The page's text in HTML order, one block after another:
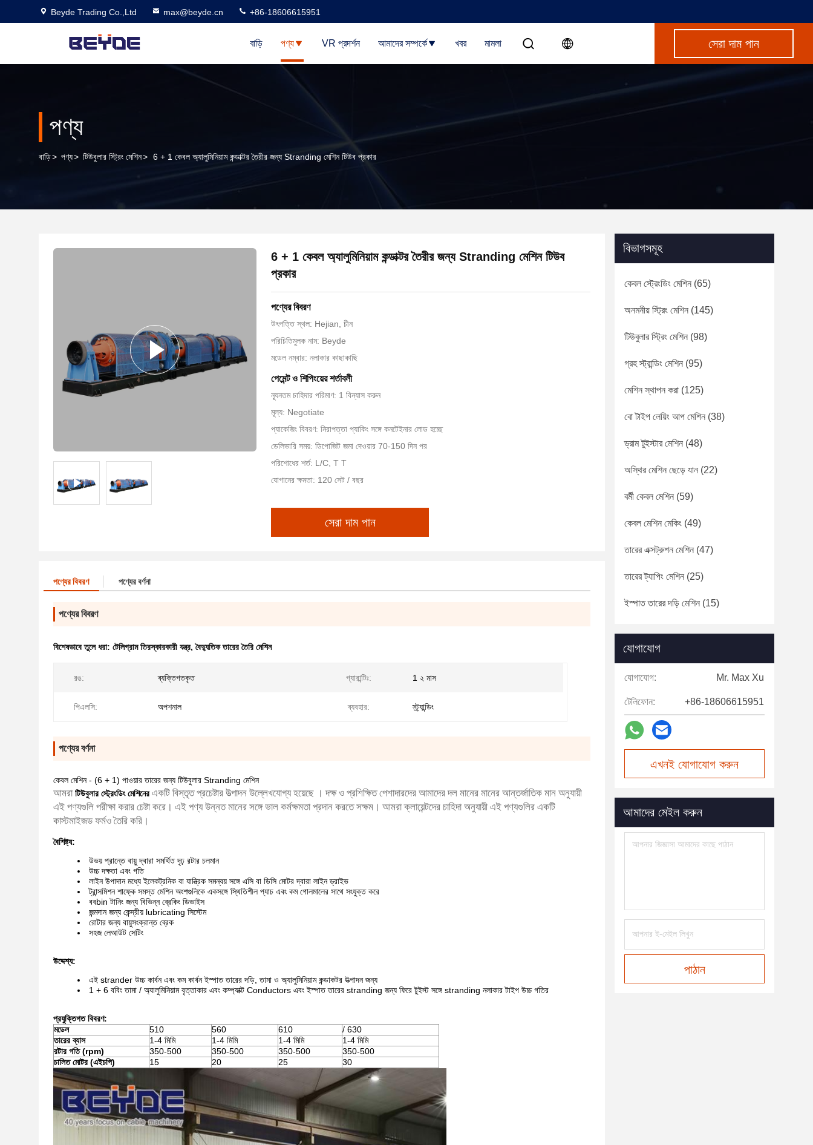
Beyde Trading Co.,Ltd max@beyde.cn +86-18606615951
বাড়ি পণ্য VR প্রদর্শন আমাদের সম্পর্কে খবর মামলা সেরা দাম পান
পণ্য
বাড়ি> পণ্য> টিউবুলার স্ট্রিং মেশিন> 6 + 1 কেবল অ্যালুমিনিয়াম কন্ডাক্টর তৈরীর জন্য Stranding মেশিন টিউব প্রকার
6 + 1 কেবল অ্যালুমিনিয়াম কন্ডাক্টর তৈরীর জন্য Stranding মেশিন টিউব
প্রকার
পণ্যের বিবরণ
উৎপত্তি স্থল: Hejian, চীন
পরিচিতিমুলক নাম: Beyde
মডেল নম্বার: নলাকার কাছাকাছি
পেমেন্ট ও শিপিংয়ের শর্তাবলী
ন্যূনতম চাহিদার পরিমাণ: 1 বিন্যাস করুন
মূল্য: Negotiate
প্যাকেজিং বিবরণ: নিরাপত্তা প্যাকিং সঙ্গে কনটেইনার লোড হচ্ছে
ডেলিভারি সময়: ডিপোজিট জমা দেওয়ার 70-150 দিন পর
পরিশোধের শর্ত: L/C, T T
যোগানের ক্ষমতা: 120 সেট / বছর
সেরা দাম পান
পণ্যের বিবরণ পণ্যের বর্ণনা
পণ্যের বিবরণ
বিশেষভাবে তুলে ধরা: টেলিগ্রাম তিরস্কারকারী যন্ত্র,বৈদ্যুতিক তারের তৈরি মেশিন
রঙ: ব্যক্তিগতকৃত গ্যারান্টিঃ: 1 ২ মাস
পিএলসি: অপশনাল ব্যবহার: স্ট্র্যান্ডিং
পণ্যের বর্ণনা
কেবল মেশিন - (6 + 1) পাওয়ার তারের জন্য টিউবুলার Stranding মেশিন
আমরা টিউবুলার স্ট্রেংডিং মেশিনের একটি বিস্তৃত প্রচেষ্টার উত্পাদন উল্লেখযোগ্য হয়েছে । দক্ষ ও প্রশিক্ষিত পেশাদারদের আমাদের দল মানের মানের আন্তর্জাতিক মান অনুযায়ী
এই পণ্যগুলি পরীক্ষা করার চেষ্টা করে। এই পণ্য উন্নত মানের সঙ্গে ভাল কর্মক্ষমতা প্রদান করতে সক্ষম। আমরা ক্লায়েন্টদের চাহিদা অনুযায়ী এই পণ্যগুলির একটি
কাস্টমাইজড ফর্মও তৈরি করি।
বৈশিষ্ট্য:
উভয় প্রান্তে বায়ু দ্বারা সমর্থিত দৃঢ় রটার চলমান
উচ্চ দক্ষতা এবং গতি
লাইন উপাদান মধ্যে ইলেকট্রনিক বা যান্ত্রিক সমন্বয় সঙ্গে এসি বা ডিসি মোটর দ্বারা লাইন ড্রাইভ
ট্রান্সমিশন শাফ্কে সমস্ত মেশিন অংশগুলিকে একসঙ্গে স্থিতিশীল প্যাচ এবং কম গোলমালের সাথে সংযুক্ত করে
ববbin টানিং জন্য বিভিন্ন ব্রেকিং ডিভাইস
জন্মদান জন্য কেন্দ্রীয় lubricating সিস্টেম
রোটার জন্য বায়ুসংক্রান্ত ব্রেক
সহজ লেআউট সেটিং
উদ্দেশ্য:
এই strander উচ্চ কার্বন এবং কম কার্বন ইস্পাত তারের দড়ি, তামা ও অ্যালুমিনিয়াম কন্ডাকটর উত্পাদন জন্য
1 + 6 ববিং তামা / অ্যালুমিনিয়াম বৃত্তাকার এবং কম্প্যাক্ট Conductors এবং ইস্পাত তারের stranding জন্য ফিরে টুইস্ট সঙ্গে stranding নলাকার টাইপ উচ্চ গতির
প্রযুক্তিগত বিবরণ:
মডেল
510 560 610
/ 630
তারের ব্যাস
1-4 মিমি 1-4 মিমি 1-4 মিমি
1-4 মিমি
রটার গতি (rpm)
350-500 350-500 350-500
350-500
চালিত মোটর (এইচপি)
15 20 25 30
বিভাগসমূহ
কেবল স্ট্রেংডিং মেশিন (65)
অনমনীয় স্ট্রিং মেশিন (145)
টিউবুলার স্ট্রিং মেশিন (98)
গ্রহ স্ট্রান্ডিং মেশিন (95)
মেশিন স্থাপন করা (125)
বো টাইপ লেয়িং আপ মেশিন (38)
ড্রাম টুইস্টার মেশিন (48)
অস্থির মেশিন ছেড়ে যান (22)
বর্মী কেবল মেশিন (59)
কেবল মেশিন মেকিং (49)
তারের এক্সট্রুশন মেশিন (47)
তারের ট্যাপিং মেশিন (25)
ইস্পাত তারের দড়ি মেশিন (15)
যোগাযোগ
যোগাযোগ: Mr. Max Xu
টেলিফোন: +86-18606615951
এখনই যোগাযোগ করুন
আমাদের মেইল করুন
পাঠান